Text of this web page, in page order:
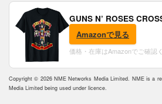
GUNS N’ ROSES
Amazonで見る
価格・在庫はAmazonでご確認
Copyright © 2026 NME Networks Media Limited. NME is a
Media Limited being used under licence.